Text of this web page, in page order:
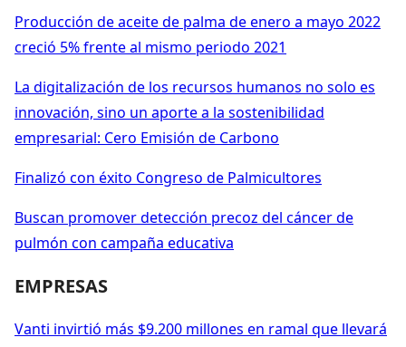
Producción de aceite de palma de enero a mayo 2022
creció 5% frente al mismo periodo 2021
La digitalización de los recursos humanos no solo es
innovación, sino un aporte a la sostenibilidad
empresarial: Cero Emisión de Carbono
Finalizó con éxito Congreso de Palmicultores
Buscan promover detección precoz del cáncer de
pulmón con campaña educativa
EMPRESAS
Vanti invirtió más $9.200 millones en ramal que llevará